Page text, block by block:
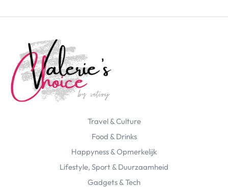
Travel & Culture
Food & Drinks
Happyness & Opmerkelijk
Lifestyle, Sport & Duurzaamheid
Gadgets & Tech